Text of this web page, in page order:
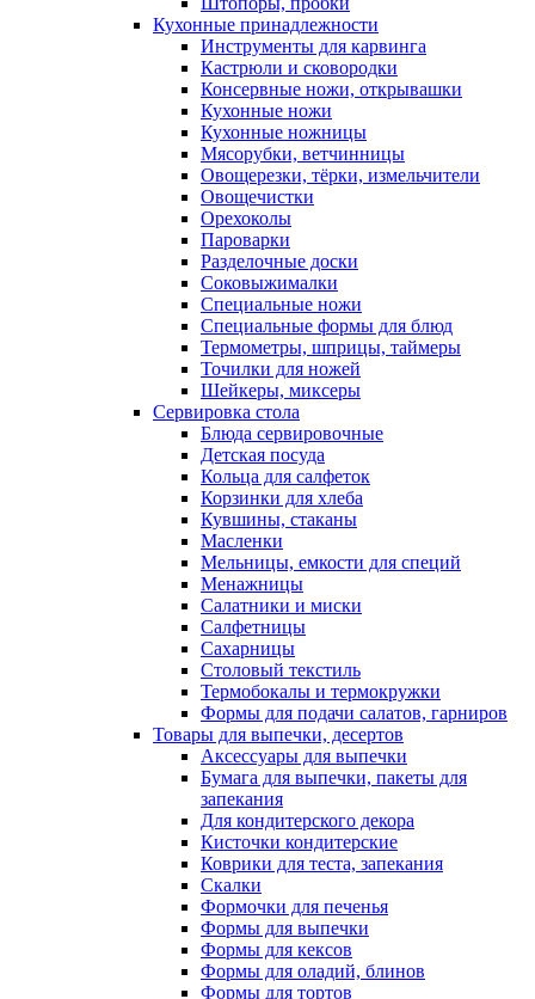
Кухонные принадлежности
Инструменты для карвинга
Кастрюли и сковородки
Консервные ножи, открывашки
Кухонные ножи
Кухонные ножницы
Мясорубки, ветчинницы
Овощерезки, тёрки, измельчители
Овощечистки
Орехоколы
Пароварки
Разделочные доски
Соковыжималки
Специальные ножи
Специальные формы для блюд
Термометры, шприцы, таймеры
Точилки для ножей
Шейкеры, миксеры
Сервировка стола
Блюда сервировочные
Детская посуда
Кольца для салфеток
Корзинки для хлеба
Кувшины, стаканы
Масленки
Мельницы, емкости для специй
Менажницы
Салатники и миски
Салфетницы
Сахарницы
Столовый текстиль
Термобокалы и термокружки
Формы для подачи салатов, гарниров
Товары для выпечки, десертов
Аксессуары для выпечки
Бумага для выпечки, пакеты для
запекания
Для кондитерского декора
Кисточки кондитерские
Коврики для теста, запекания
Скалки
Формочки для печенья
Формы для выпечки
Формы для кексов
Формы для оладий, блинов
Формы для тортов